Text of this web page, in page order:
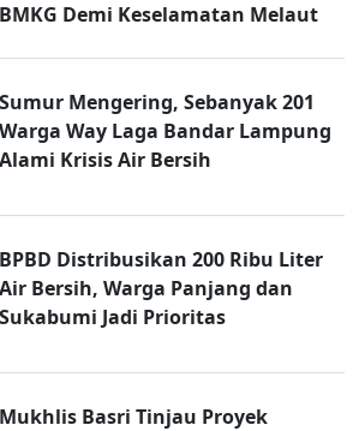
Demi Keselamatan Melaut
Sumur Mengering, Sebanyak 201
Warga Way Laga Bandar Lampung
Alami Krisis Air Bersih
BPBD Distribusikan 200 Ribu Liter
Air Bersih, Warga Panjang dan
Sukabumi Jadi Prioritas
Mukhlis Basri Tinjau Proyek